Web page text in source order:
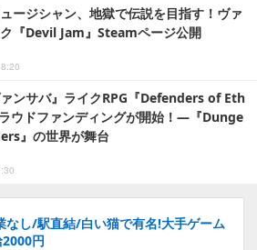
ージシャン、地獄で伝説を目指す！ヴァ
『Devil Jam』Steamページ公開
ンサバ』ライクRPG『Defenders of Eth
ウドファンディングが開始！―『Dunge
』の世界が舞台
なし/駅直結/白い猫で有名!大手ゲーム
円